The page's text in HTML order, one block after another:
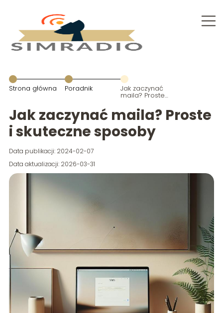
Strona główna Poradnik Jak zaczynać
maila? Proste i
sposoby
Jak zaczynać maila? Proste
i skuteczne sposoby
Data publikacji: 2024-02-07
Data aktualizacji: 2026-03-31